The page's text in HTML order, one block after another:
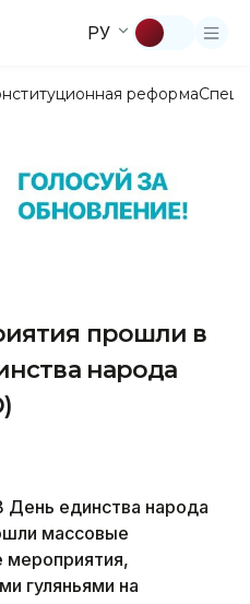
РУ
реформа
прошли в
народа
единства народа
массовые
мероприятия,
гуляньями на